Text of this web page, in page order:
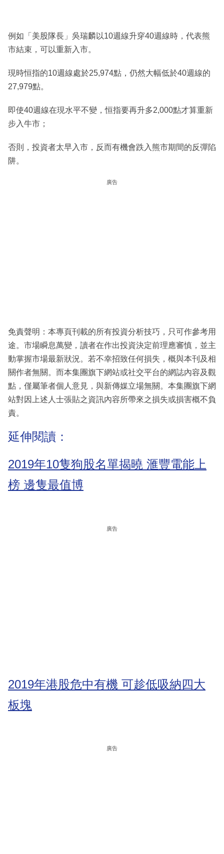
例如「美股隊長」吳瑞麟以10週線升穿40週線時，代表熊
市結束，可以重新入市。
現時恒指的10週線處於25,974點，仍然大幅低於40週線的
27,979點。
即使40週線在現水平不變，恒指要再升多2,000點才算重新
步入牛市；
否則，投資者太早入市，反而有機會跌入熊市期間的反彈陷
阱。
廣告
免責聲明：本專頁刊載的所有投資分析技巧，只可作參考用
途。市場瞬息萬變，讀者在作出投資決定前理應審慎，並主
動掌握市場最新狀況。若不幸招致任何損失，概與本刊及相
關作者無關。而本集團旗下網站或社交平台的網誌內容及觀
點，僅屬筆者個人意見，與新傳媒立場無關。本集團旗下網
站對因上述人士張貼之資訊內容所帶來之損失或損害概不負
責。
延伸閱讀：
2019年10隻狗股名單揭曉 滙豐電能上
榜 邊隻最值博
廣告
2019年港股危中有機 可趁低吸納四大
板塊
廣告